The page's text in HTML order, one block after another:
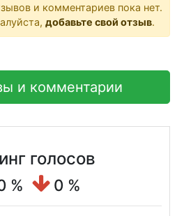
и комментариев пока нет.
добавьте свой отзыв.
и комментарии
голосов
% 0 %